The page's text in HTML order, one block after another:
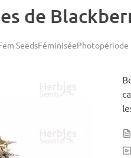
de
SeedsFéminiséePhotopériode